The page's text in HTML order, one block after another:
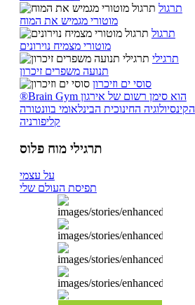
תרגול
מוטורי מגמיש את המוח
תרגול
מוטורי מצמיח נוירונים
תרגילי
תנועה משפרים זיכרון
סוסי ים וזיכרון
®Brain Gym הוא סימן רשום של אירגון
הקינסיולוגיה החינוכית הבינלאומי בוונטורה
קליפורניה
תרגילי מוח פלוס
על עצמי
תפיסת העולם שלי